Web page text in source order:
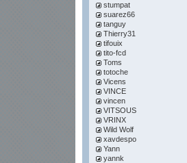
stumpat
suarez66
tanguy
Thierry31
tifouix
tito-fcd
Toms
totoche
Vicens
VINCE
vincen
VITSOUS
VRINX
Wild Wolf
xavdespo
Yann
yannk